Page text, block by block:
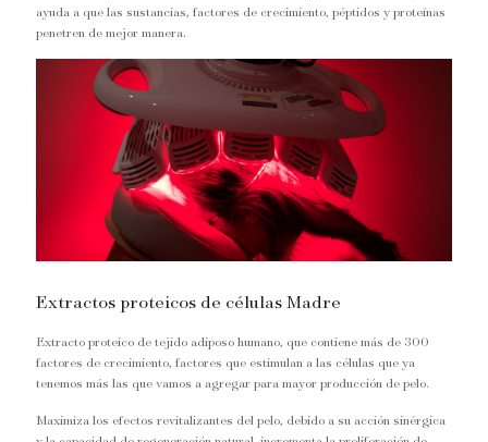
ayuda a que las sustancias, factores de crecimiento, péptidos y proteínas
penetren de mejor manera.
Extractos proteicos de células Madre
Extracto proteico de tejido adiposo humano, que contiene más de 300
factores de crecimiento, factores que estimulan a las células que ya
tenemos más las que vamos a agregar para mayor producción de pelo.
Maximiza los efectos revitalizantes del pelo, debido a su acción sinérgica